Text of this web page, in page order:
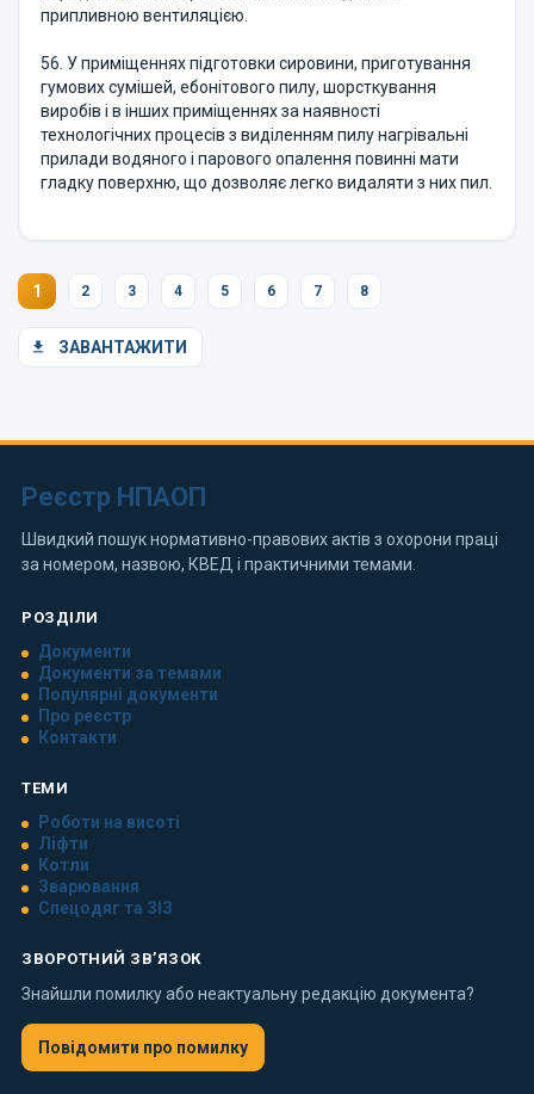
припливною вентиляцією.
56. У приміщеннях підготовки сировини, приготування
гумових сумішей, ебонітового пилу, шорсткування
виробів і в інших приміщеннях за наявності
технологічних процесів з виділенням пилу нагрівальні
прилади водяного і парового опалення повинні мати
гладку поверхню, що дозволяє легко видаляти з них пил.
1 2 3 4 5 6 7 8
ЗАВАНТАЖИТИ
Реєстр НПАОП
Швидкий пошук нормативно-правових актів з охорони праці
за номером, назвою, КВЕД і практичними темами.
РОЗДІЛИ
Документи
Документи за темами
Популярні документи
Про реєстр
Контакти
ТЕМИ
Роботи на висоті
Ліфти
Котли
Зварювання
Спецодяг та ЗІЗ
ЗВОРОТНИЙ ЗВ’ЯЗОК
Знайшли помилку або неактуальну редакцію документа?
Повідомити про помилку